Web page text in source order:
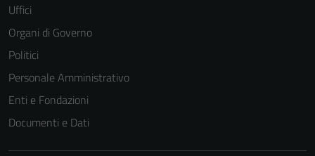
Uffici
Organi di Governo
Politici
Personale Amministrativo
Enti e Fondazioni
Documenti e Dati